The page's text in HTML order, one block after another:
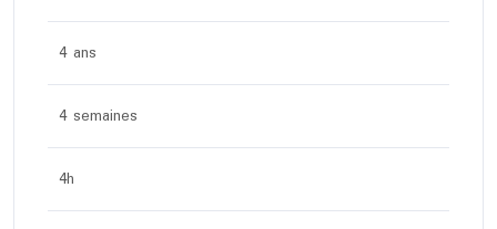
4 ans
4 semaines
4h